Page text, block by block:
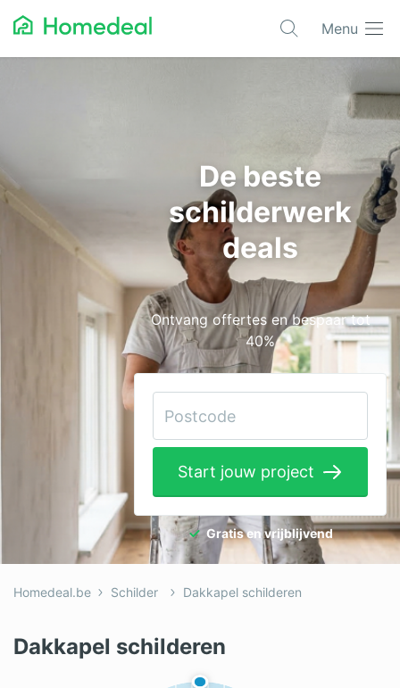
Menu
Architect
Bestrating
Cv-ketels
Hekwerken
Hovenier
Isolatie
Loodgieter
De beste
schilderwerk
deals
Ontvang offertes en bespaar tot
40%
Start jouw project
Gratis en vrijblijvend
Homedeal.be Schilder Dakkapel schilderen
Dakkapel schilderen